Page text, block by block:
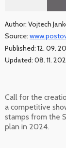
Author: Vojtech
Source:
Published: 12. 09.
Updated: 08. 11.
Call for the
a competitive
stamps from the
plan in 2024.